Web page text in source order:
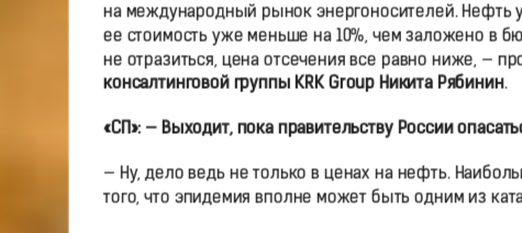
на международный рынок энергоносителей. Нефть
ее стоимость уже меньше на 10%, чем заложено в
не отразиться, цена отсечения все равно ниже, —
консалтинговой группы KRK Group Никита Рябинин.
«СП»: — Выходит, пока правительству России
— Ну, дело ведь не только в ценах на нефть.
того, что эпидемия вполне может быть одним из